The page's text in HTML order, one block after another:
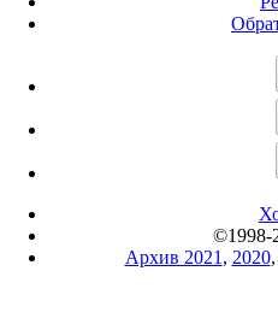
©1998-
Архив 2021 , 2020,